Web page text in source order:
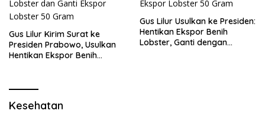
Gus Lilur Kirim Surat ke
Presiden Prabowo, Usulkan
Hentikan Ekspor Benih
Gus Lilur Usulkan ke Presiden:
Hentikan Ekspor Benih
Lobster, Ganti dengan
Kesehatan